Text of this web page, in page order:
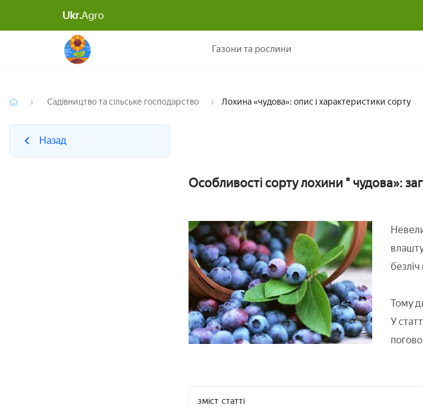
Ukr.Agro
Газони та рослини
Назад
Садівництво та сільське господарство Лохина «чудова»: опис і характеристики сорту
Назад
Особливості сорту лохини " чудова»:
Тому
У
зміст статті